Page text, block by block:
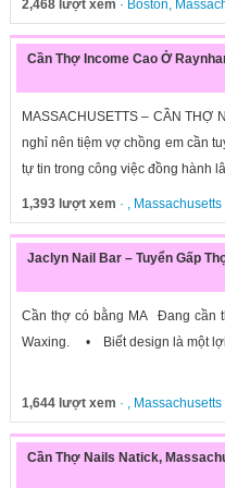
2,468 lượt xem · Boston,
Cần Thợ Income Cao Ở
MASSACHUSETTS – CẦN THỢ
nghỉ nên tiệm vợ chồng em cần
tự tin trong công việc đồng hành
1,393 lượt xem · , Massachusetts
Jaclyn Nail Bar – Tuyển Gấp
Cần thợ có bằng MA Đang
Waxing. • Biết design là một
1,644 lượt xem · , Massachusetts
Cần Thợ Nails Natick,